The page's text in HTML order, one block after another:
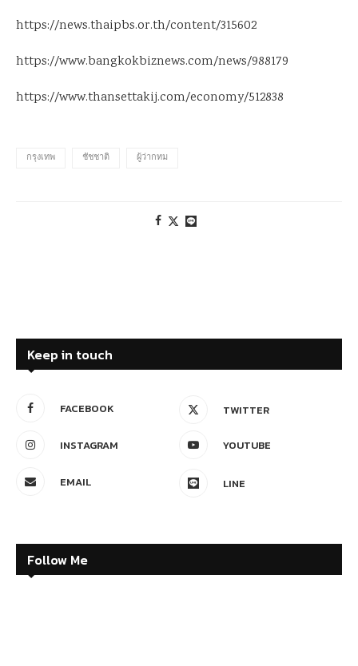
https://news.thaipbs.or.th/content/315602
https://www.bangkokbiznews.com/news/988179
https://www.thansettakij.com/economy/512838
กรุงเทพ ชัชชาติ ผู้ว่ากทม
Keep in touch
FACEBOOK TWITTER
INSTAGRAM YOUTUBE
EMAIL LINE
Follow Me